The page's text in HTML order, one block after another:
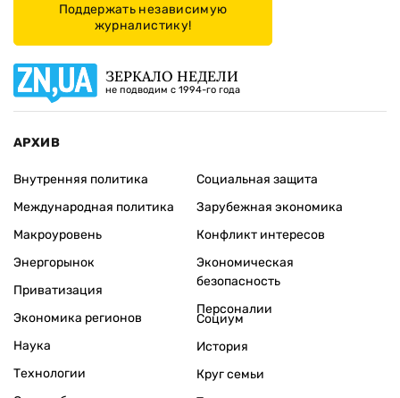
Поддержать независимую
журналистику!
ЗЕРКАЛО НЕДЕЛИ
не подводим с 1994-го года
АРХИВ
Внутренняя политика
Международная политика
Макроуровень
Энергорынок
Приватизация
Экономика регионов
Социальная защита
Зарубежная экономика
Конфликт интересов
Экономическая
безопасность
Персоналии
Наука
Технологии
Социум
История
Круг семьи